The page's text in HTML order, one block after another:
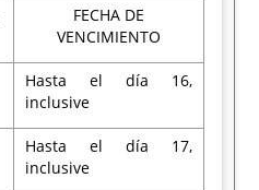
FECHA DE
VENCIMIENTO
Hasta el día 16,
inclusive
Hasta el día 17,
inclusive